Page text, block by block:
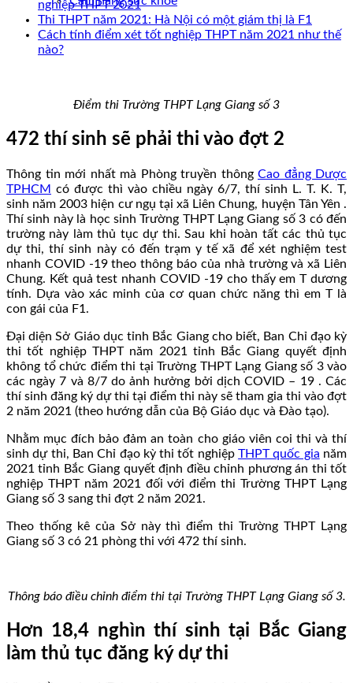
nghiệp THPT 2021
Thi THPT năm 2021: Hà Nội có một giám thị là F1
Cách tính điểm xét tốt nghiệp THPT năm 2021 như thế
nào?
Điểm thi Trường THPT Lạng Giang số 3
472 thí sinh sẽ phải thi vào đợt 2
Thông tin mới nhất mà Phòng truyền thông Cao đẳng Dược
TPHCM có được thì vào chiều ngày 6/7, thí sinh L. T. K. T,
sinh năm 2003 hiện cư ngụ tại xã Liên Chung, huyện Tân Yên .
Thí sinh này là học sinh Trường THPT Lạng Giang số 3 có đến
trường này làm thủ tục dự thi. Sau khi hoàn tất các thủ tục
dự thi, thí sinh này có đến trạm y tế xã để xét nghiệm test
nhanh COVID -19 theo thông báo của nhà trường và xã Liên
Chung. Kết quả test nhanh COVID -19 cho thấy em T dương
tính. Dựa vào xác minh của cơ quan chức năng thì em T là
con gái của F1.
Đại diện Sở Giáo dục tỉnh Bắc Giang cho biết, Ban Chỉ đạo kỳ
thi tốt nghiệp THPT năm 2021 tỉnh Bắc Giang quyết định
không tổ chức điểm thi tại Trường THPT Lạng Giang số 3 vào
các ngày 7 và 8/7 do ảnh hưởng bởi dịch COVID – 19 . Các
thí sinh đăng ký dự thi tại điểm thi này sẽ tham gia thi vào đợt
2 năm 2021 (theo hướng dẫn của Bộ Giáo dục và Đào tạo).
Nhằm mục đích bảo đảm an toàn cho giáo viên coi thi và thí
sinh dự thi, Ban Chỉ đạo kỳ thi tốt nghiệpTHPT quốc gia năm
2021 tỉnh Bắc Giang quyết định điều chỉnh phương án thi tốt
nghiệp THPT năm 2021 đối với điểm thi Trường THPT Lạng
Giang số 3 sang thi đợt 2 năm 2021.
Theo thống kê của Sở này thì điểm thi Trường THPT Lạng
Giang số 3 có 21 phòng thi với 472 thí sinh.
Thông báo điều chỉnh điểm thi tại Trường THPT Lạng Giang số 3.
Hơn 18,4 nghìn thí sinh tại Bắc Giang
làm thủ tục đăng ký dự thi